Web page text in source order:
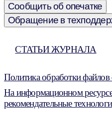
Сообщить об опечатке
Обращение в
СТАТЬИ ЖУРНАЛА
Политика обработки файлов
На информационном
рекомендательные